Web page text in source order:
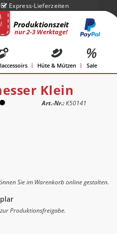
Express-Lieferzeiten
Produktionszeit
nur 2-3 Werktage!
Hüte & Mützen Sale
Klein
Art.-Nr.:K50141
Sie im Warenkorb online gestalten.
Produktionsfreigabe.